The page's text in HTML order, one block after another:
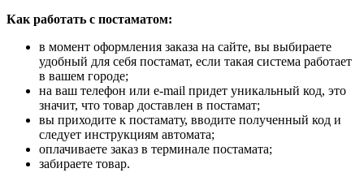
Как работать с постаматом:
в момент оформления заказа на сайте, вы выбираете
удобный для себя постамат, если такая система работает
в вашем городе;
на ваш телефон или e-mail придет уникальный код, это
значит, что товар доставлен в постамат;
вы приходите к постамату, вводите полученный код и
следует инструкциям автомата;
оплачиваете заказ в терминале постамата;
забираете товар.